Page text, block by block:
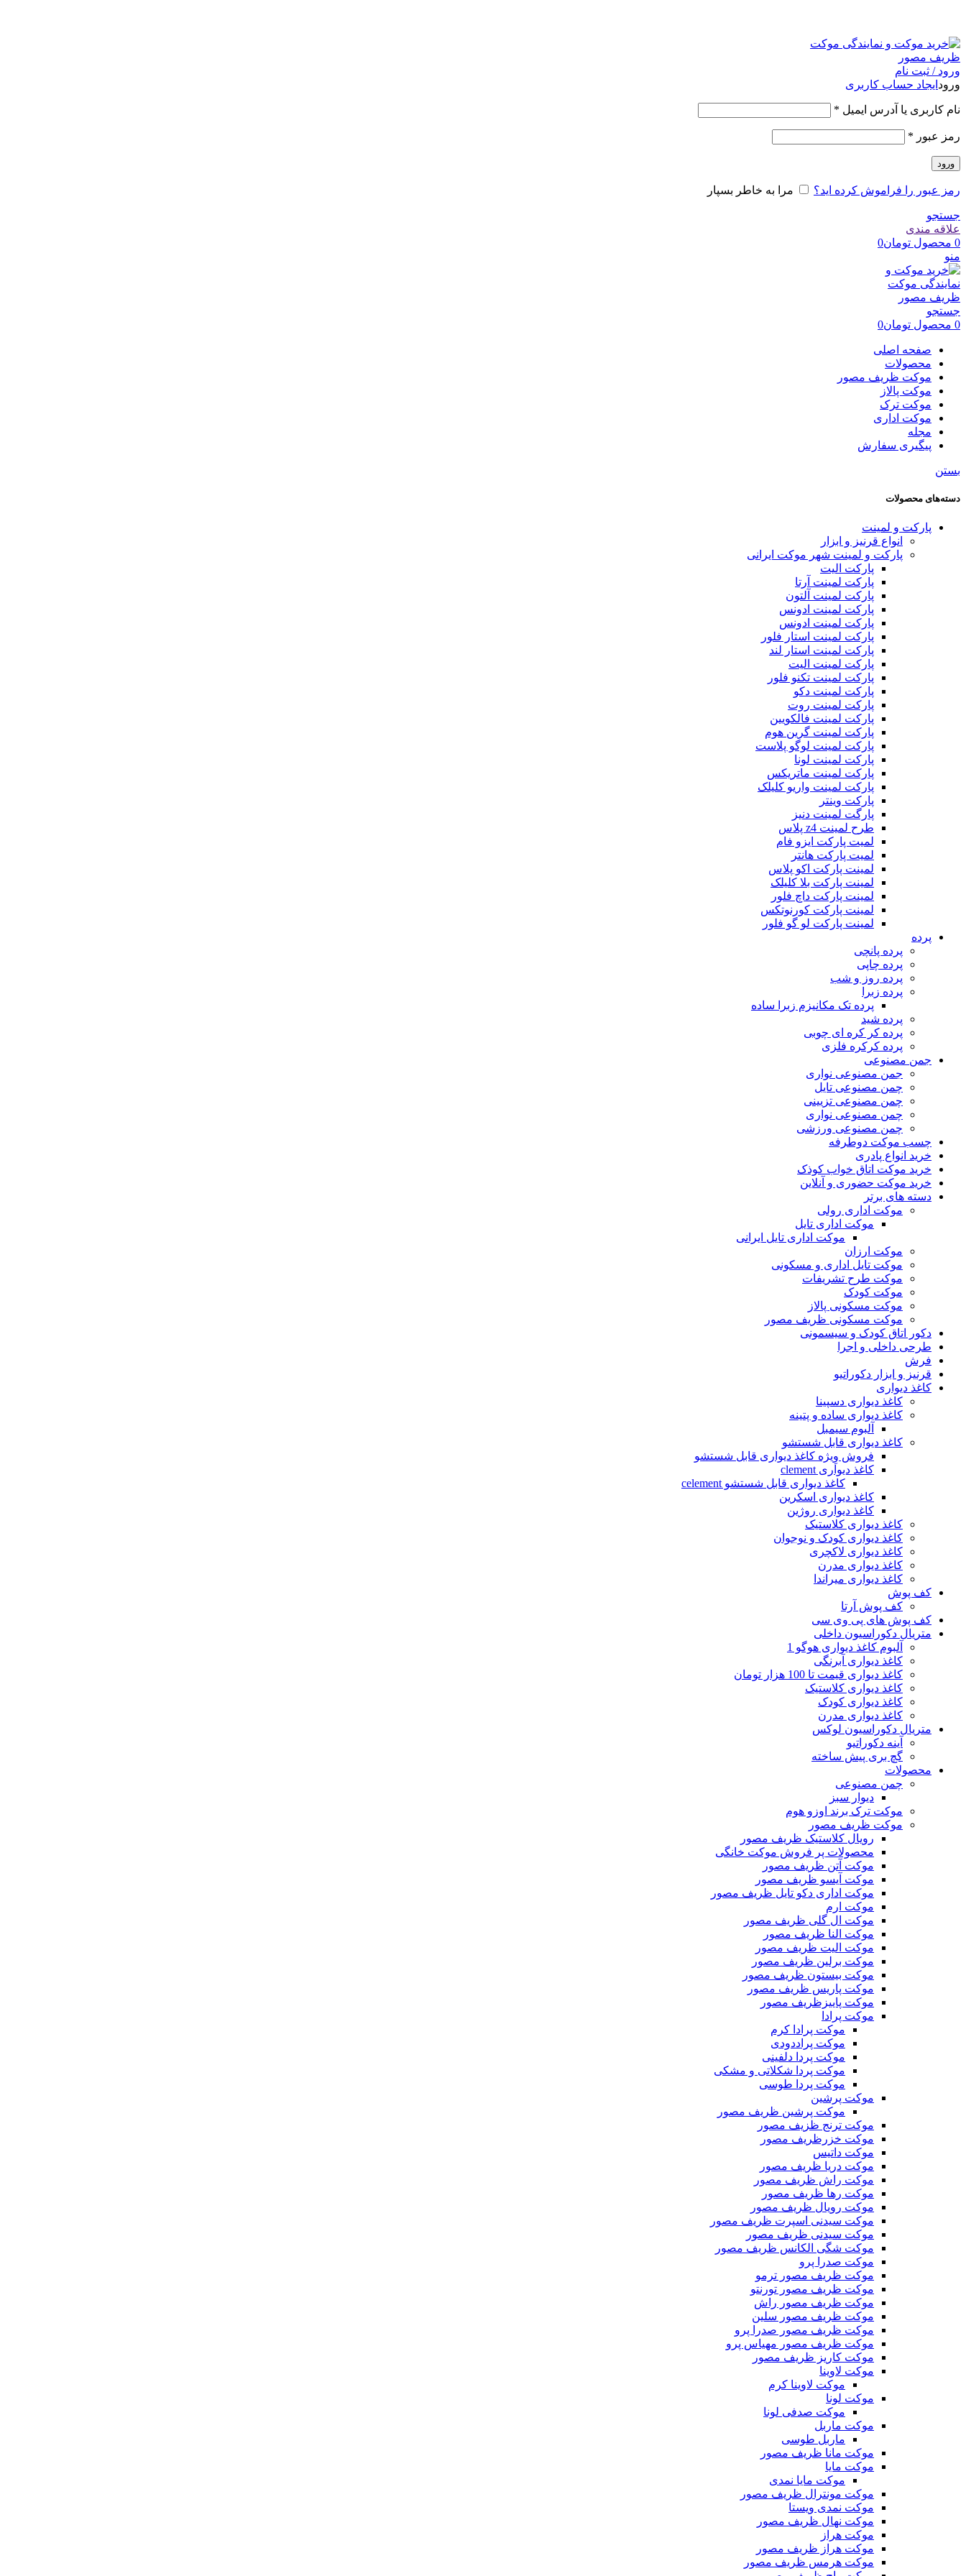
ورود / ثبت نام
ورود ایجاد حساب کاربری
نام کاربری یا آدرس ایمیل *
رمز عبور *
ورود
رمز عبور را فراموش کرده اید؟ مرا به خاطر بسپار
جستجو
علاقه مندی
0 محصول تومان0
منو
جستجو
0 محصول تومان0
صفحه اصلی
محصولات
موکت ظریف مصور
موکت پالاز
موکت ترک
موکت اداری
مجله
پیگیری سفارش
بستن
دسته‌های محصولات
پارکت و لمینت
انواع قرنیز و ابزار
پارکت و لمینت شهر موکت ایرانی
پارکت الیت
پارکت لمینت آرتا
پارکت لمینت آلتون
پارکت لمینت ادونس
پارکت لمینت ادونس
پارکت لمینت استار فلور
پارکت لمینت استار لند
پارکت لمینت الیت
پارکت لمینت تکنو فلور
پارکت لمینت دکو
پارکت لمینت روت
پارکت لمینت فالکویین
پارکت لمینت گرین هوم
پارکت لمینت لوگو پلاست
پارکت لمینت لونا
پارکت لمینت ماتریکس
پارکت لمینت واریو کلیلک
پارکت وینتر
پارگت لمینت دنیز
طرح لمینت z4 پلاس
لمیت پارکت ایزو فام
لمیت پارکت هانتر
لمینت پارکت اکو پلاس
لمینت پارکت بلا کلیلک
لمینت پارکت داچ فلور
لمینت پارکت کورنوتکس
لمینت پارکت لو گو فلور
پرده
پرده پانچی
پرده چاپی
پرده روز و شب
پرده زبرا
پرده تک مکانیزم زبرا ساده
پرده شید
پرده کر کره ای چوبی
پرده کرکره فلزی
جمن مصنوعی
جمن مصنوعی نواری
چمن مصنوعی تایل
چمن مصنوعی تزیینی
چمن مصنوعی نواری
چمن مصنوعی ورزشی
چسب موکت دوطرفه
خرید انواع پادری
خرید موکت اتاق خواب کوذک
خرید موکت حضوری و آنلاین
دسته های برتر
موکت اداری رولی
موکت اداری تایل
موکت اداری تایل ایرانی
موکت ارزان
موکت تایل اداری و مسکونی
موکت طرح تشریفات
موکت کودک
موکت مسکونی پالاز
موکت مسکونی ظریف مصور
دکور اتاق کودک و سیسمونی
طرحی داخلی و اجرا
فرش
قرنیز و ابزار دکوراتیو
کاغذ دیواری
کاغذ دیواری دسپینا
کاغذ دیواری ساده و پتینه
آلبوم سیمبل
کاغذ دیواری قابل شستشو
فروش وِیژه کاغذ دیواری قابل شستشو
کاغذ دیواری clement
کاغذ دیواری قابل شستشو celement
کاغذ دیواری اسکرین
کاغذ دیواری روژین
کاغذ دیواری کلاستیک
کاغذ دیواری کودک و نوجوان
کاغذ دیواری لاکچری
کاغذ دیواری مدرن
کاغذ دیواری میراندا
کف پوش
کف پوش آرتا
کف پوش های پی وی سی
متریال دکوراسیون داخلی
آلبوم کاغذ دیواری هوگو 1
کاغذ دیواری آبرنگی
کاغذ دیواری قیمت تا 100 هزار تومان
کاغذ دیواری کلاستیک
کاغذ دیواری کودک
کاغذ دیواری مدرن
متریال دکوراسیون لوکس
آینه دکوراتیو
گچ بری پیش ساخته
محصولات
چمن مصنوعی
دیوار سبز
موکت ترک برند اوزو هوم
موکت ظریف مصور
رویال کلاستیک ظریف مصور
محصولات پر فروش موکت خانگی
موکت آتن ظریف مصور
موکت آیسو ظریف مصور
موکت اداری دکو تایل ظریف مصور
موکت ارم
موکت ال گلی ظریف مصور
موکت النا ظریف مصور
موکت الیت ظریف مصور
موکت برلین ظریف مصور
موکت بیستون ظریف مصور
موکت پاریس ظریف مصور
موکت پاییزظریف مصور
موکت پرادا
موکت پرادا کرم
موکت پراددودی
موکت پردا دلفینی
موکت پردا شکلاتی و مشکی
موکت پردا طوسی
موکت پرشین
موکت پرشین ظریف مصور
موکت ترنج ظزیف مصور
موکت خزرظریف مصور
موکت داتیس
موکت دریا ظریف مصور
موکت راش ظریف مصور
موکت رها ظریف مصور
موکت رویال ظریف مصور
موکت سیدنی اسپرت ظریف مصور
موکت سیدنی ظریف مصور
موکت شگی الکانس ظریف مصور
موکت صدرا پرو
موکت ظریف مصور ترمو
موکت ظریف مصور تورنتو
موکت ظریف مصور راش
موکت ظریف مصور سلین
موکت ظریف مصور صدرا پرو
موکت ظریف مصور مهیاس پرو
موکت کاریز ظریف مصور
موکت لاوینا
موکت لاوینا کرم
موکت لونا
موکت صدفی لونا
موکت ماربل
ماربل طوسی
موکت مانا ظریف مصور
موکت مایا
موکت مایا نمدی
موکت مونترال ظریف مصور
موکت نمدی ویستا
موکت نهال ظریف مصور
موکت هراز
موکت هراز ظریف مصور
موکت هرمس ظریف مصور